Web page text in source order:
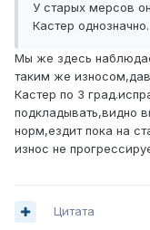
У старых мерсов
Кастер однозначно.
Мы же здесь
таким же
Кастер по 3
подкладывать,видно
норм,ездит пока на
износ не
Цитата